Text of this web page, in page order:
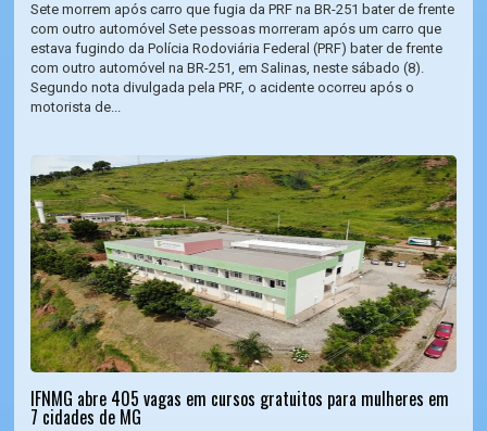
Sete morrem após carro que fugia da PRF na BR-251 bater de frente
com outro automóvel Sete pessoas morreram após um carro que
estava fugindo da Polícia Rodoviária Federal (PRF) bater de frente
com outro automóvel na BR-251, em Salinas, neste sábado (8).
Segundo nota divulgada pela PRF, o acidente ocorreu após o
motorista de...
IFNMG abre 405 vagas em cursos gratuitos para mulheres em
7 cidades de MG